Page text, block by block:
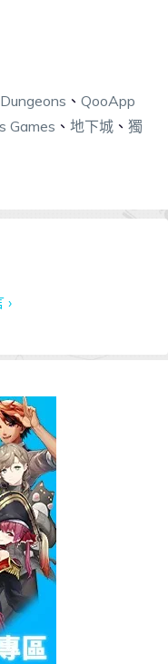
、 QooApp
Games 、 地下城 、 獨
›